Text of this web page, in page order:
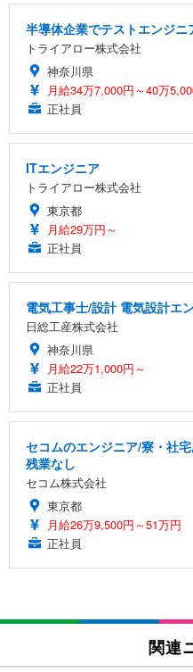
半導体企業でテストエンジニ
トライアロー株式会社
神奈川県
月給34万7,000円～40万
正社員
ITエンジニア
トライアロー株式会社
東京都
月給29万円～
正社員
電気工事士/設計 電気設計エ
日総工産株式会社
神奈川県
月給22万1,000円～
正社員
セコムのエンジニア/寮・社
残業なし
セコム株式会社
東京都
月給26万9,500円～51万円
正社員
関連